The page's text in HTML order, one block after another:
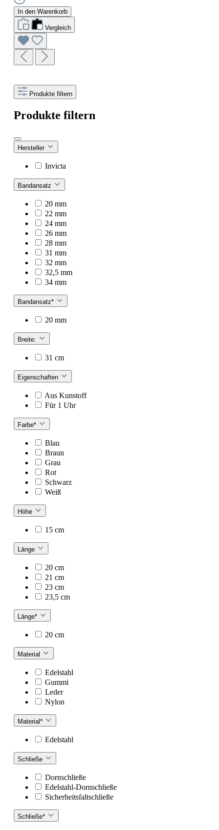
In den Warenkorb
Vergleich
Produkte filtern
Produkte filtern
Hersteller
Invicta
Bandansatz
20 mm
22 mm
24 mm
26 mm
28 mm
31 mm
32 mm
32,5 mm
34 mm
Bandansatz*
20 mm
Breite:
31 cm
Eigenschaften
Aus Kunstoff
Für 1 Uhr
Farbe*
Blau
Braun
Grau
Rot
Schwarz
Weiß
Höhe
15 cm
Länge
20 cm
21 cm
23 cm
23,5 cm
Länge*
20 cm
Material
Edelstahl
Gummi
Leder
Nylon
Material*
Edelstahl
Schließe
Dornschließe
Edelstahl-Dornschließe
Sicherheitsfaltschließe
Schließe*